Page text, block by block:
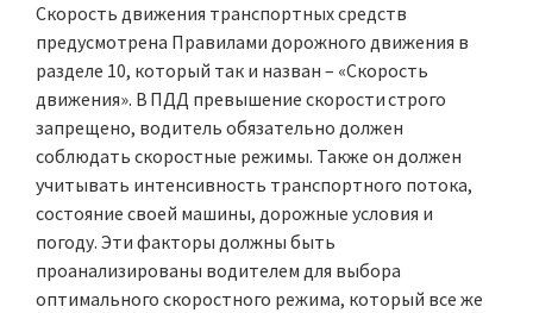
Скорость движения транспортных средств
предусмотрена Правилами дорожного движения в
разделе 10, который так и назван – «Скорость
движения». В ПДД превышение скорости строго
запрещено, водитель обязательно должен
соблюдать скоростные режимы. Также он должен
учитывать интенсивность транспортного потока,
состояние своей машины, дорожные условия и
погоду. Эти факторы должны быть
проанализированы водителем для выбора
оптимального скоростного режима, который все же